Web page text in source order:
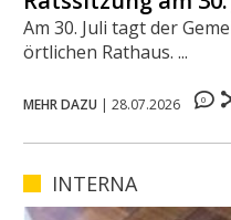
Am 30. Juli tagt der
örtlichen Rathaus. ...
MEHR DAZU | 28.07.2026 0
INTERNA